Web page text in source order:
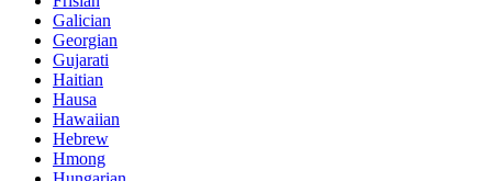
Galician
Georgian
Gujarati
Haitian
Hausa
Hawaiian
Hebrew
Hmong